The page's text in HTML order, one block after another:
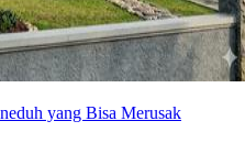
yang Bisa Merusak